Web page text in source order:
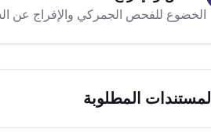
الخضوع للفحص الجمركي والإفراج عن
المستندات المطلوبة